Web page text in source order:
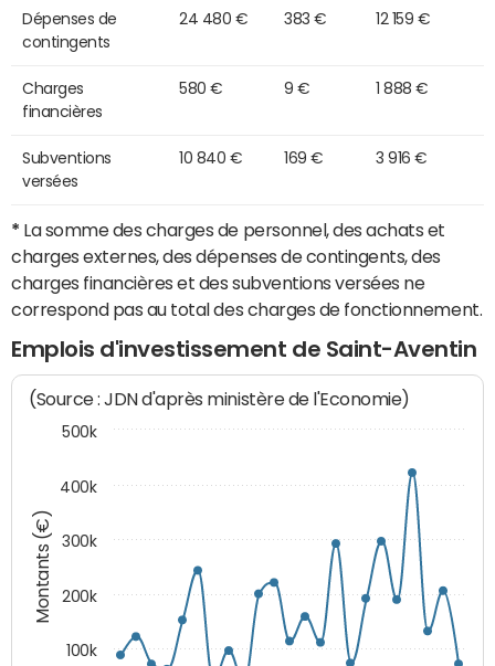
Dépenses de
contingents
24 480 € 383 € 12 159 €
Charges
financières
580 € 9 € 1 888 €
Subventions
versées
10 840 € 169 € 3 916 €
* La somme des charges de personnel, des achats et
charges externes, des dépenses de contingents, des
charges financières et des subventions versées ne
correspond pas au total des charges de fonctionnement.
Emplois d'investissement de Saint-Aventin
Montants (€)
(Source : JDN d'après ministère de l'Economie)
100k
200k
300k
400k
500k